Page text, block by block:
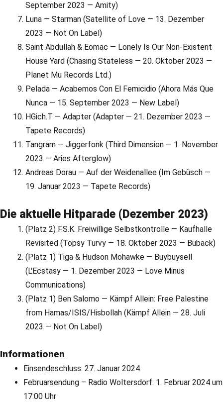
September 2023 — Amity)
Luna — Starman (Satellite of Love — 13. Dezember
2023 — Not On Label)
Saint Abdullah & Eomac — Lonely Is Our Non-Existent
House Yard (Chasing Stateless — 20. Oktober 2023 —
Planet Mu Records Ltd.)
Pelada — Acabemos Con El Femicidio (Ahora Más Que
Nunca — 15. September 2023 — New Label)
HGich.T — Adapter (Adapter — 21. Dezember 2023 —
Tapete Records)
Tangram — Jiggerfonk (Third Dimension — 1. November
2023 — Aries Afterglow)
Andreas Dorau — Auf der Weidenallee (Im Gebüsch —
19. Januar 2023 — Tapete Records)
Die aktuelle Hitparade (Dezember 2023)
(Platz 2) F.S.K. Freiwillige Selbstkontrolle — Kaufhalle
Revisited (Topsy Turvy — 18. Oktober 2023 — Buback)
(Platz 1) Tiga & Hudson Mohawke — Buybuysell
(L'Ecstasy — 1. Dezember 2023 — Love Minus
Communications)
(Platz 1) Ben Salomo — Kämpf Allein: Free Palestine
from Hamas/ISIS/Hisbollah (Kämpf Allein — 28. Juli
2023 — Not On Label)
Informationen
Einsendeschluss: 27. Januar 2024
Februarsendung – Radio Woltersdorf: 1. Februar 2024 um
17:00 Uhr